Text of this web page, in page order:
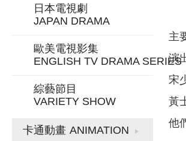
日本電視劇
JAPAN DRAMA
歐美電視影集
ENGLISH TV DRAMA SERIES
綜藝節目
VARIETY SHOW
卡通動畫 ANIMATION
主
演
宋
黃
他